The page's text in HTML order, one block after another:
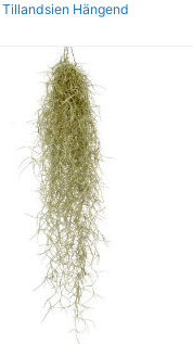
Tillandsien Hängend